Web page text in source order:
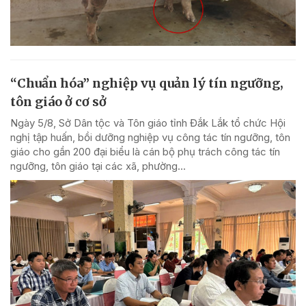
“Chuẩn hóa” nghiệp vụ quản lý tín ngưỡng,
tôn giáo ở cơ sở
Ngày 5/8, Sở Dân tộc và Tôn giáo tỉnh Đắk Lắk tổ chức Hội
nghị tập huấn, bồi dưỡng nghiệp vụ công tác tín ngưỡng, tôn
giáo cho gần 200 đại biểu là cán bộ phụ trách công tác tín
ngưỡng, tôn giáo tại các xã, phường...